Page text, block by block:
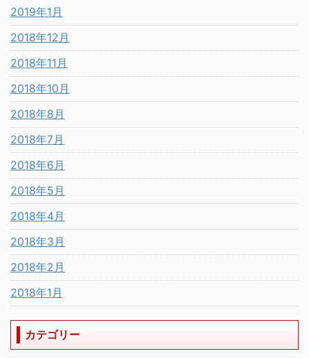
2019年1月
2018年12月
2018年11月
2018年10月
2018年8月
2018年7月
2018年6月
2018年5月
2018年4月
2018年3月
2018年2月
2018年1月
カテゴリー